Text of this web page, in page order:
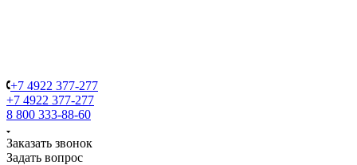
+7 4922 377-277
+7 4922 377-277
8 800 333-88-60
Заказать звонок
Задать вопрос